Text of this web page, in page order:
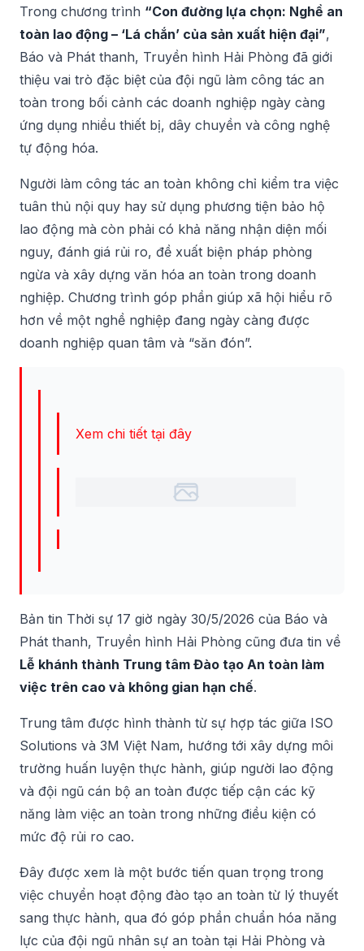
Trong chương trình “Con đường lựa chọn: Nghề an
toàn lao động – ‘Lá chắn’ của sản xuất hiện đại”,
Báo và Phát thanh, Truyền hình Hải Phòng đã giới
thiệu vai trò đặc biệt của đội ngũ làm công tác an
toàn trong bối cảnh các doanh nghiệp ngày càng
ứng dụng nhiều thiết bị, dây chuyền và công nghệ
tự động hóa.
Người làm công tác an toàn không chỉ kiểm tra việc
tuân thủ nội quy hay sử dụng phương tiện bảo hộ
lao động mà còn phải có khả năng nhận diện mối
nguy, đánh giá rủi ro, đề xuất biện pháp phòng
ngừa và xây dựng văn hóa an toàn trong doanh
nghiệp. Chương trình góp phần giúp xã hội hiểu rõ
hơn về một nghề nghiệp đang ngày càng được
doanh nghiệp quan tâm và “săn đón”.
Xem chi tiết tại đây
Bản tin Thời sự 17 giờ ngày 30/5/2026 của Báo và
Phát thanh, Truyền hình Hải Phòng cũng đưa tin về
Lễ khánh thành Trung tâm Đào tạo An toàn làm
việc trên cao và không gian hạn chế.
Trung tâm được hình thành từ sự hợp tác giữa ISO
Solutions và 3M Việt Nam, hướng tới xây dựng môi
trường huấn luyện thực hành, giúp người lao động
và đội ngũ cán bộ an toàn được tiếp cận các kỹ
năng làm việc an toàn trong những điều kiện có
mức độ rủi ro cao.
Đây được xem là một bước tiến quan trọng trong
việc chuyển hoạt động đào tạo an toàn từ lý thuyết
sang thực hành, qua đó góp phần chuẩn hóa năng
lực của đội ngũ nhân sự an toàn tại Hải Phòng và